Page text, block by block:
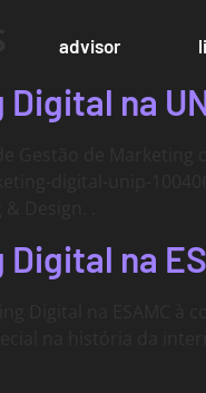
advisor
na
na